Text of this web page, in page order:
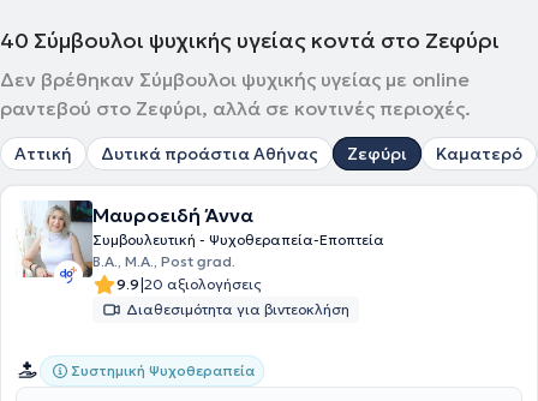
40 Σύμβουλοι ψυχικής υγείας κοντά στο Ζεφύρι
Δεν βρέθηκαν Σύμβουλοι ψυχικής υγείας με online
ραντεβού στο Ζεφύρι, αλλά σε κοντινές περιοχές.
Αττική Δυτικά προάστια Αθήνας Ζεφύρι Καματερό
Μαυροειδή Άννα
Συμβουλευτική - Ψυχοθεραπεία-Εποπτεία
B.A., Μ.Α., Post grad.
9.9|20 αξιολογήσεις
Διαθεσιμότητα για βιντεοκλήση
Συστημική Ψυχοθεραπεία